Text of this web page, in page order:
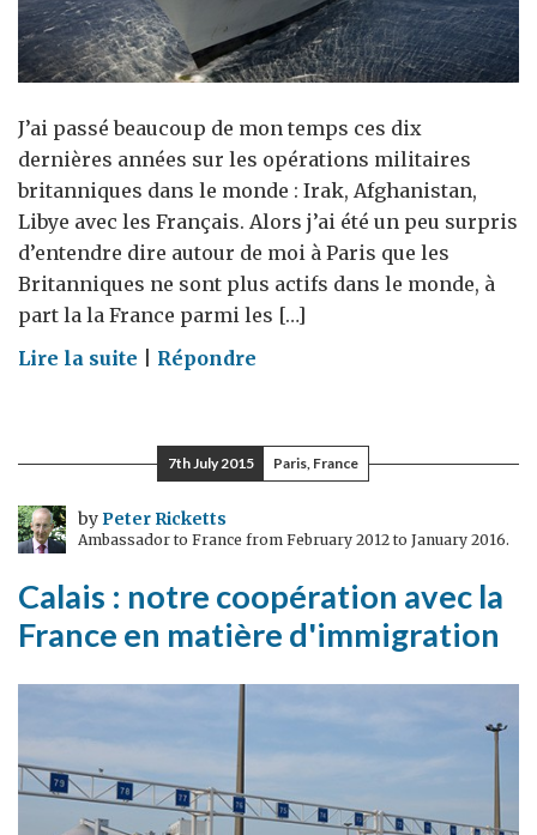
J’ai passé beaucoup de mon temps ces dix
dernières années sur les opérations militaires
britanniques dans le monde : Irak, Afghanistan,
Libye avec les Français. Alors j’ai été un peu surpris
d’entendre dire autour de moi à Paris que les
Britanniques ne sont plus actifs dans le monde, à
part la la France parmi les […]
Lire la suite on
reçues
sur
la
défense
Répondre
7th July 2015 Paris, France
byPeter Ricketts
Ambassador to France from February 2012 to January 2016.
Calais : notre coopération avec la
France en matière d'immigration